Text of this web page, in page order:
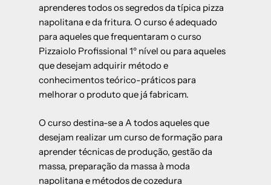
aprenderes todos os segredos da típica pizza
napolitana e da fritura. O curso é adequado
para aqueles que frequentaram o curso
Pizzaiolo Profissional 1º nível ou para aqueles
que desejam adquirir método e
conhecimentos teórico-práticos para
melhorar o produto que já fabricam.
O curso destina-se a A todos aqueles que
desejam realizar um curso de formação para
aprender técnicas de produção, gestão da
massa, preparação da massa à moda
napolitana e métodos de cozedura